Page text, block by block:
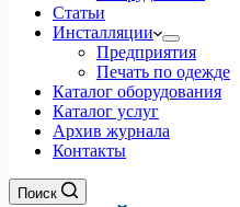
Статьи
Инсталляции
Предприятия
Печать по одежде
Каталог оборудования
Каталог услуг
Архив журнала
Контакты
Поиск